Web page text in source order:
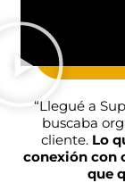
“Llegué a
buscaba
cliente. Lo
conexión con
que